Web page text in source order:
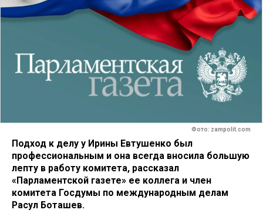
Фото: zampolit.com
Подход к делу у Ирины Евтушенко был
профессиональным и она всегда вносила большую
лепту в работу комитета, рассказал
«Парламентской газете» ее коллега и член
комитета Госдумы по международным делам
Расул Боташев.